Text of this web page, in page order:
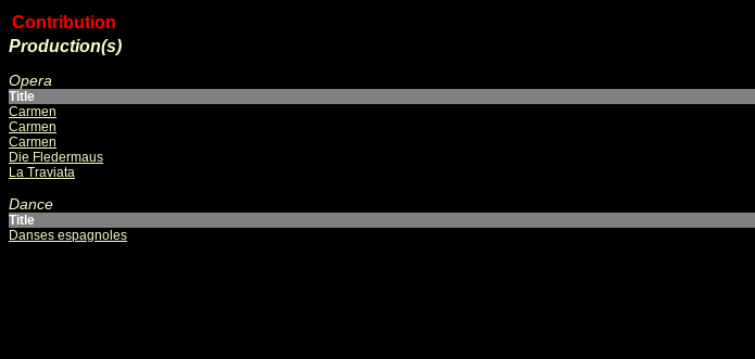
Contribution
Production(s)
Opera
Title
Carmen
Carmen
Carmen
Die Fledermaus
La Traviata
Dance
Title
Danses espagnoles